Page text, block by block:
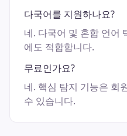
다국어를 지원하나요?
네. 다국어 및 혼합 언어
에도 적합합니다.
무료인가요?
네. 핵심 탐지 기능은 회
수 있습니다.